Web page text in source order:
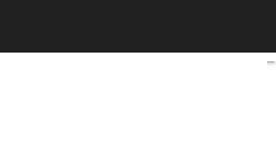
investire